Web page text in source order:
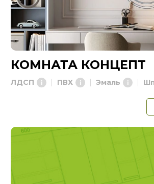
КОМНАТА КОНЦЕПТ
ЛДСП ПВХ Эмаль